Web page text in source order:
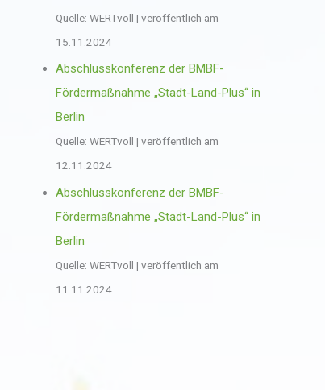
Quelle: WERTvoll veröffentlich am
15.11.2024
Abschlusskonferenz der BMBF-
Fördermaßnahme „Stadt-Land-Plus“ in
Berlin
Quelle: WERTvoll veröffentlich am
12.11.2024
Abschlusskonferenz der BMBF-
Fördermaßnahme „Stadt-Land-Plus“ in
Berlin
Quelle: WERTvoll veröffentlich am
11.11.2024